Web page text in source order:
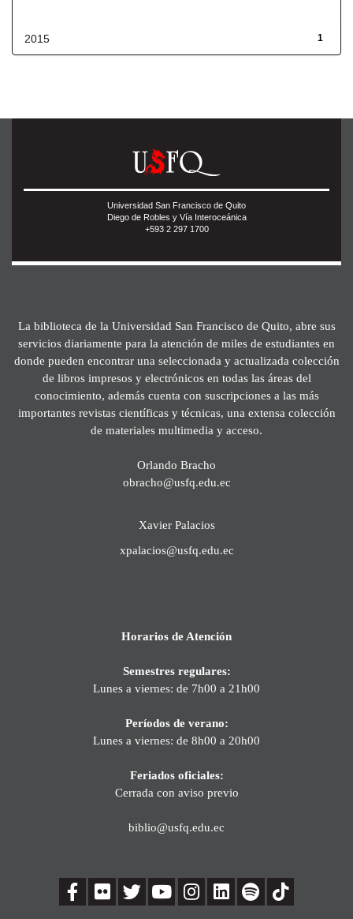
1
2015
Universidad San Francisco de Quito
Diego de Robles y Vía Interoceánica
+593 2 297 1700
La biblioteca de la Universidad San Francisco de Quito, abre sus
servicios diariamente para la atención de miles de estudiantes en
donde pueden encontrar una seleccionada y actualizada colección
de libros impresos y electrónicos en todas las áreas del
conocimiento, además cuenta con suscripciones a las más
importantes revistas científicas y técnicas, una extensa colección
de materiales multimedia y acceso.
Orlando Bracho
obracho@usfq.edu.ec
Xavier Palacios
xpalacios@usfq.edu.ec
Horarios de Atención
Semestres regulares:
Lunes a viernes: de 7h00 a 21h00
Períodos de verano:
Lunes a viernes: de 8h00 a 20h00
Feriados oficiales:
Cerrada con aviso previo
biblio@usfq.edu.ec